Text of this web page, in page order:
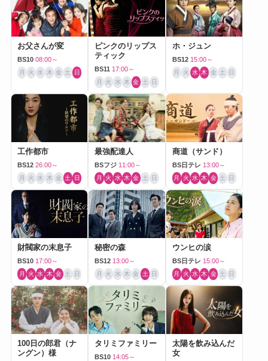
お父さんが変
BS10 08:00～
月 火 水 木 金 土 日
ピンクのリップス
ティック
BS11 17:00～
月 火 水 木 金 土 日
ホ・ジュン
BS12 15:00～
月 火 水 木 金 土 日
工作都市
BS12 26:00～
月 火 水 木 金 土 日
最強配達人
BSフジ 11:00～
月 火 水 木 金 土 日
商道（サンド）
BS日テレ 13:00～
月 火 水 木 金 土 日
財閥家の末息子
BS10 17:00～
月 火 水 木 金 土 日
秘密の森
BS12 13:00～
月 火 水 木 金 土 日
ウンヒの涙
BS日テレ 15:00～
月 火 水 木 金 土 日
100日の郎君（ナ
ングン）様
タリミファミリー
BS10 14:05～
太陽を飲み込んだ
女